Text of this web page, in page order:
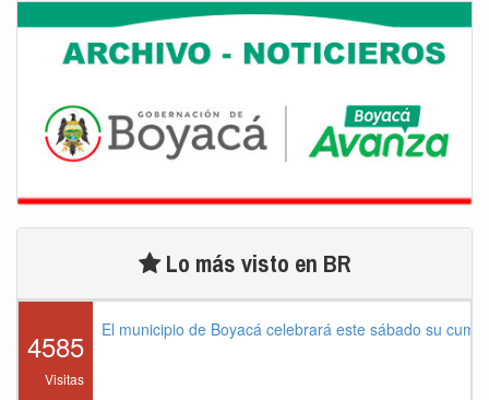
Lo más visto en BR
4585
Visitas
El municipio de Boyacá celebrará este sábado su